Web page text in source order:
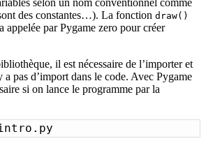
selon un nom conventionnel comme
des constantes…). La fonction draw()
appelée par Pygame zero pour créer
il est nécessaire de l’importer et
a pas d’import dans le code. Avec Pygame
si on lance le programme par la